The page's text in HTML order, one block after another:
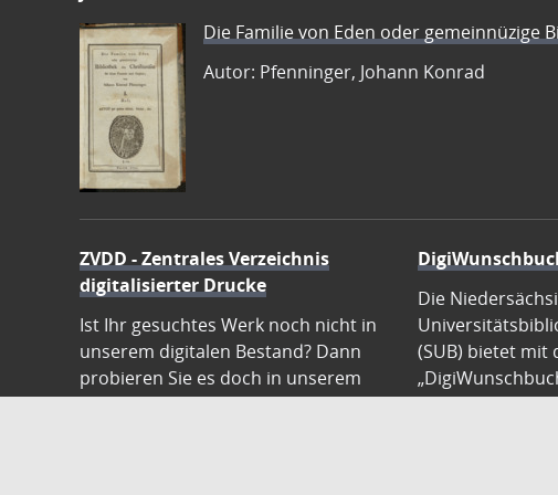
Die Familie von Eden oder gemeinnüzige
Autor: Pfenninger, Johann Konrad
ZVDD - Zentrales Verzeichnis
digitalisierter Drucke
Ist Ihr gesuchtes Werk noch nicht in
unserem digitalen Bestand? Dann
probieren Sie es doch in unserem
ZVDD Portal, das mehr als 1.600.000
Die
(SUB) bietet mit
Patenschaften